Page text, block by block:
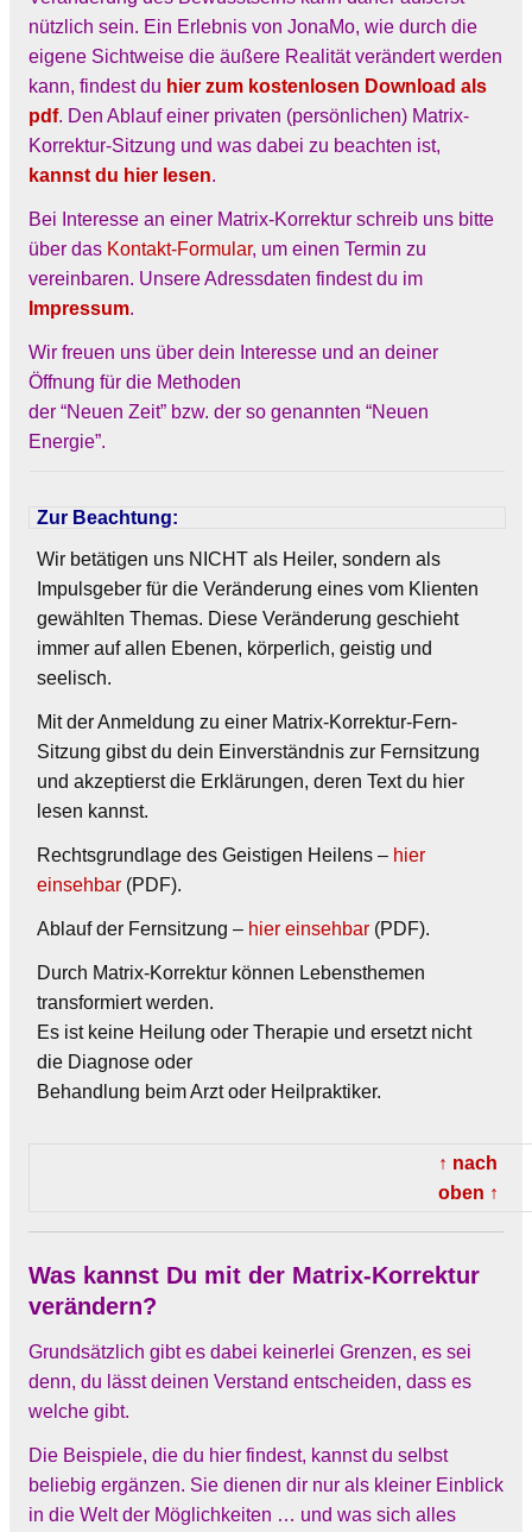
nützlich sein. Ein Erlebnis von JonaMo, wie durch die
eigene Sichtweise die äußere Realität verändert werden
kann, findest du hier zum kostenlosen Download als
pdf. Den Ablauf einer privaten (persönlichen) Matrix-
Korrektur-Sitzung und was dabei zu beachten ist,
kannst du hier lesen.
Bei Interesse an einer Matrix-Korrektur schreib uns bitte
über das Kontakt-Formular, um einen Termin zu
vereinbaren. Unsere Adressdaten findest du im
Impressum.
Wir freuen uns über dein Interesse und an deiner
Öffnung für die Methoden
der “Neuen Zeit” bzw. der so genannten “Neuen
Energie”.
Zur Beachtung:
Wir betätigen uns NICHT als Heiler, sondern als
Impulsgeber für die Veränderung eines vom Klienten
gewählten Themas. Diese Veränderung geschieht
immer auf allen Ebenen, körperlich, geistig und
seelisch.
Mit der Anmeldung zu einer Matrix-Korrektur-Fern-
Sitzung gibst du dein Einverständnis zur Fernsitzung
und akzeptierst die Erklärungen, deren Text du hier
lesen kannst.
Rechtsgrundlage des Geistigen Heilens – hier
einsehbar (PDF).
Ablauf der Fernsitzung – hier einsehbar (PDF).
Durch Matrix-Korrektur können Lebensthemen
transformiert werden.
Es ist keine Heilung oder Therapie und ersetzt nicht
die Diagnose oder
Behandlung beim Arzt oder Heilpraktiker.
↑ nach
oben ↑
Was kannst Du mit der Matrix-Korrektur
verändern?
Grundsätzlich gibt es dabei keinerlei Grenzen, es sei
denn, du lässt deinen Verstand entscheiden, dass es
welche gibt.
Die Beispiele, die du hier findest, kannst du selbst
beliebig ergänzen. Sie dienen dir nur als kleiner Einblick
in die Welt der Möglichkeiten … und was sich alles